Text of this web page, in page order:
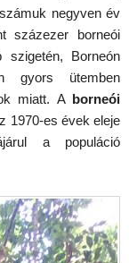
negyven év
százezer borneói
szigetén, Borneón
gyors ütemben
miatt. A borneói
1970-es évek eleje
a populáció